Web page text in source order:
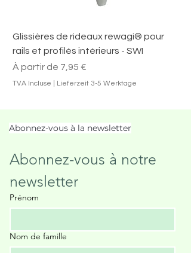
Glissières de rideaux rewagi® pour
rails et profilés intérieurs - SWI
À partir de 7,95 €
Prix promotionnel
TVA Incluse Lieferzeit 3-5 Werktage
Abonnez-vous à la newsletter
Abonnez-vous à notre
newsletter
Prénom
Nom de famille